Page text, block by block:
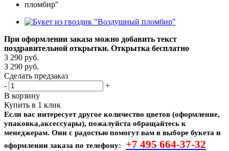
При оформлении заказа можно добавить текст
поздравительной открытки. Открытка бесплатно
3 290 руб.
3 290 руб.
Сделать предзаказ
-
+
В корзину
Купить в 1 клик
Если вас интересует другое количество цветов (оформление,
упаковка,аксессуары), пожалуйста обращайтесь к
менеджерам. Они с радостью помогут вам в выборе букета и
оформлении заказа по телефону:
+7 495 664-37-32